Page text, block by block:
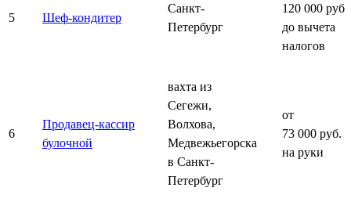
5 Шеф-кондитер
Санкт-
Петербург
120 000 руб.
до вычета
налогов
6
Продавец-кассир
булочной
вахта из
Сегежи,
Волхова,
Медвежьегорска
в Санкт-
Петербург
от
73 000 руб.
на руки